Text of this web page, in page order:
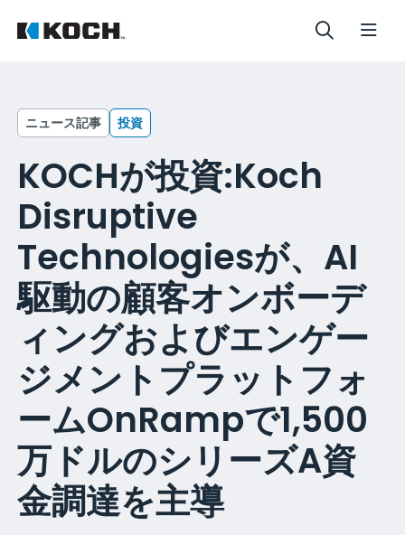
ニュース記事 投資
KOCHが投資:Koch
Disruptive
Technologiesが、AI
駆動の顧客オンボーデ
ィングおよびエンゲー
ジメントプラットフォ
ームOnRampで1,500
万ドルのシリーズA資
金調達を主導